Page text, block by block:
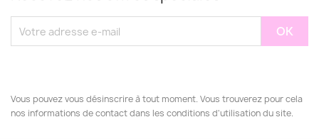
Vous pouvez vous désinscrire à tout moment. Vous trouverez pour cela
nos informations de contact dans les conditions d'utilisation du site.